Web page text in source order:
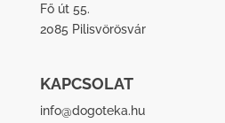
Fő út 55.
2085 Pilisvörösvár
KAPCSOLAT
info@dogoteka.hu